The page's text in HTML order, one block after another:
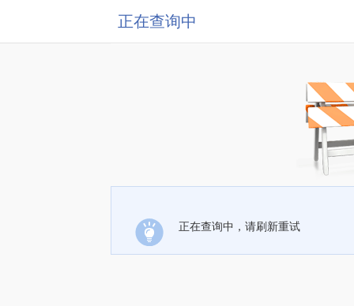
正在查询中
正在查询中，请刷新重试